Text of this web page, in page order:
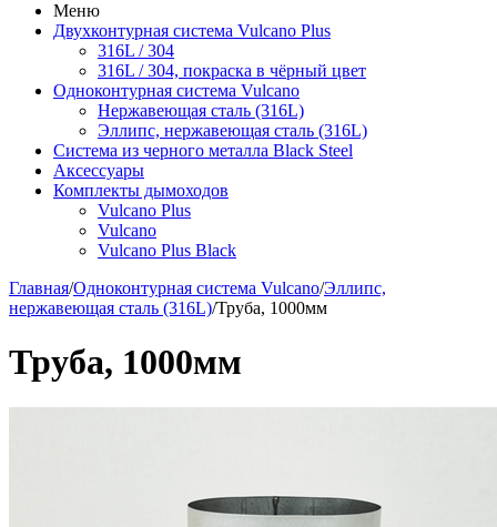
Меню
Двухконтурная система Vulcano Plus
316L / 304
316L / 304, покраска в чёрный цвет
Одноконтурная система Vulcano
Нержавеющая сталь (316L)
Эллипс, нержавеющая сталь (316L)
Система из черного металла Black Steel
Аксессуары
Комплекты дымоходов
Vulcano Plus
Vulcano
Vulcano Plus Black
Главная/Одноконтурная система Vulcano/Эллипс,
нержавеющая сталь (316L)/Труба, 1000мм
Труба, 1000мм